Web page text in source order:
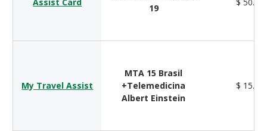
Assist Card
19
$
My Travel Assist
MTA 15 Brasil
+Telemedicina
Albert Einstein
$